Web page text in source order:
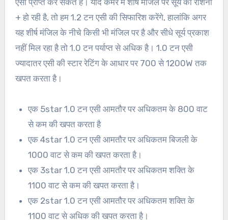
एसी प्राप्त कर सकते हैं। यदि कमरे में शीर्ष मंजिल पर सूर्य की रोशनी
+ हो रही है, तो हम 1.2 टन एसी की सिफारिश करेंगे, हालांकि अगर
यह शीर्ष मंजिल के नीचे किसी भी मंजिल पर है और सीधे सूर्य प्रकाश
नहीं मिल रहा है तो 1.0 टन पर्याप्त से अधिक है। 1.0 टन एसी
ज्यादातर एसी की स्टार रेटिंग के आधार पर 700 से 1200W तक
खपत करता है।
एक 5star 1.0 टन एसी आमतौर पर अधिकतम के 800 वाट
से कम की खपत करता है
एक 4star 1.0 टन एसी आमतौर पर अधिकतम बिजली के
1000 वाट से कम की खपत करता है।
एक 3star 1.0 टन एसी आमतौर पर अधिकतम शक्ति के
1100 वाट से कम की खपत करता है।
एक 2star 1.0 टन एसी आमतौर पर अधिकतम शक्ति के
1100 वाट से अधिक की खपत करता है।